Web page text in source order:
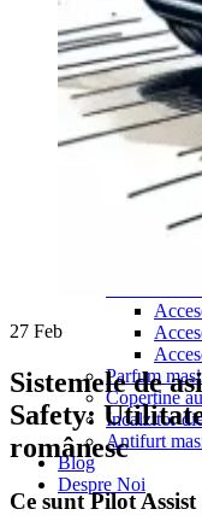
Portbagaj
Sub
Parfum
Copertine
Incalzitor
Antifurt
Blog
Despre Noi
27 Feb
Sistemele de
Safety:
românesc
Ce sunt Pilot